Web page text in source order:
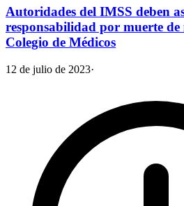
Autoridades del IMSS deben
responsabilidad por muerte de
Colegio de Médicos
12 de julio de 2023·